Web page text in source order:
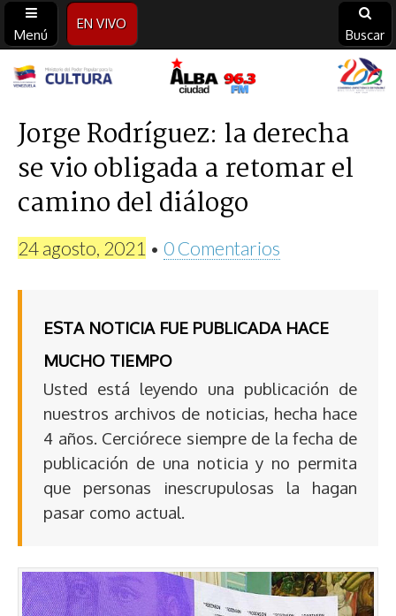
Menú
EN VIVO
Buscar
Alba
Ciudad
96.3
FM
Jorge Rodríguez: la derecha
se vio obligada a retomar el
camino del diálogo
24 agosto, 2021 • 0 Comentarios
ESTA NOTICIA FUE PUBLICADA HACE
MUCHO TIEMPO
Usted está leyendo una publicación de
nuestros archivos de noticias, hecha hace
4 años. Cerciórece siempre de la fecha de
publicación de una noticia y no permita
que personas inescrupulosas la hagan
pasar como actual.